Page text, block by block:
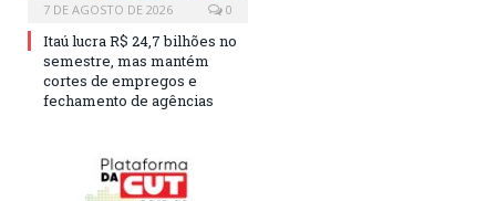
7 DE AGOSTO DE 2026 0
Itaú lucra R$ 24,7 bilhões no
semestre, mas mantém
cortes de empregos e
fechamento de agências